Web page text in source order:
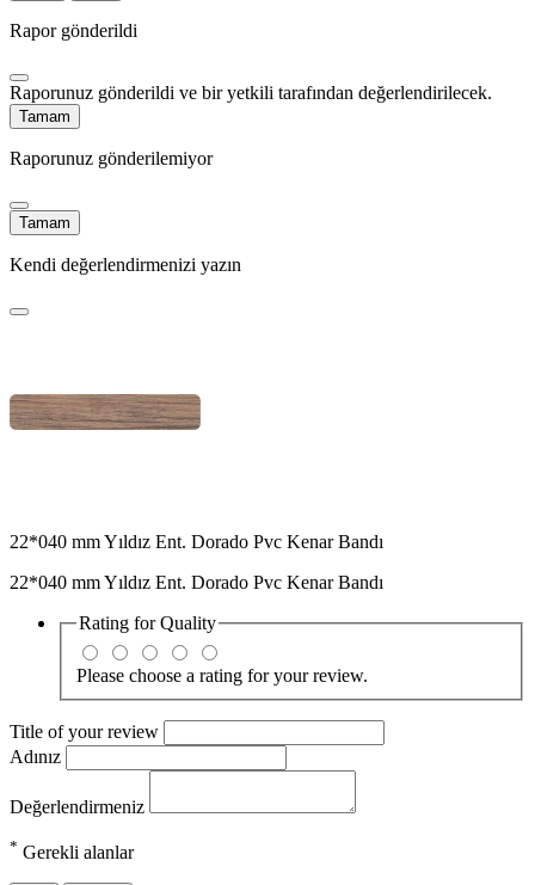
Rapor gönderildi
Raporunuz gönderildi ve bir yetkili tarafından değerlendirilecek.
Tamam
Raporunuz gönderilemiyor
Tamam
Kendi değerlendirmenizi yazın
22*040 mm Yıldız Ent. Dorado Pvc Kenar Bandı
22*040 mm Yıldız Ent. Dorado Pvc Kenar Bandı
Rating forQuality
Please choose a rating for your review.
Title of your review
Adınız
Değerlendirmeniz
* Gerekli alanlar